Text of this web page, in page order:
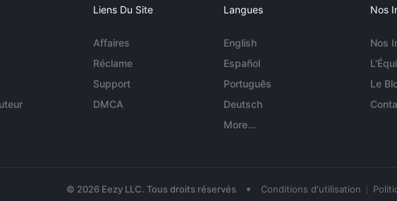
Liens Du Site
Affaires
Réclame
Support
DMCA
Langues
English
Español
Português
Deutsch
More...
Nos
Nos
Le
© 2026 Eezy LLC. Tous droits réservés • Conditions d'utilisation